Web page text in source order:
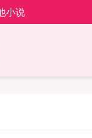
小说